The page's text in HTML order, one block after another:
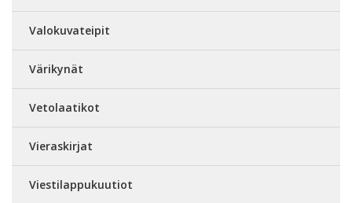
Valokuvateipit
Värikynät
Vetolaatikot
Vieraskirjat
Viestilappukuutiot